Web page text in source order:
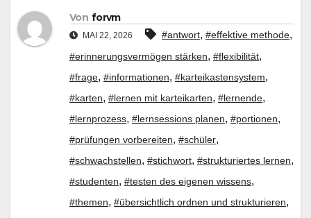
Von forvm
MAI 22, 2026 #antwort, #effektive methode,
#erinnerungsvermögen stärken, #flexibilität,
#frage, #informationen, #karteikastensystem,
#karten, #lernen mit karteikarten, #lernende,
#lernprozess, #lernsessions planen, #portionen,
#prüfungen vorbereiten, #schüler,
#schwachstellen, #stichwort, #strukturiertes lernen,
#studenten, #testen des eigenen wissens,
#themen, #übersichtlich ordnen und strukturieren,